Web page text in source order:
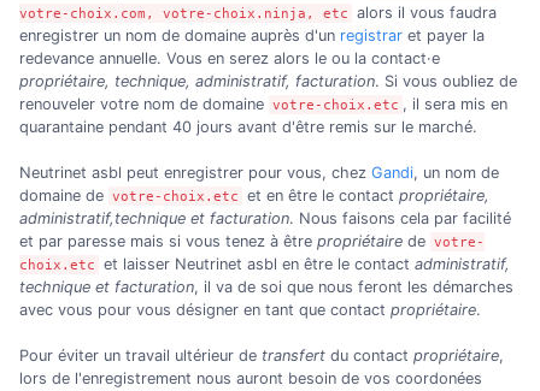
votre-choix.com, votre-choix.ninja, etc
alors il vous faudra
enregistrer un nom de domaine auprès d'un registrar et payer la
redevance annuelle. Vous en serez alors le ou la contact·e
propriétaire, technique, administratif, facturation. Si vous oubliez de
renouveler votre nom de domaine votre-choix.etc , il sera mis en
quarantaine pendant 40 jours avant d'être remis sur le marché.
Neutrinet asbl peut enregistrer pour vous, chez Gandi, un nom de
domaine de votre-choix.etc et en être le contactpropriétaire,
administratif,technique et facturation. Nous faisons cela par facilité
et par paresse mais si vous tenez à être propriétaire de votre-
choix.etc
et laisser Neutrinet asbl en être le contactadministratif,
technique et facturation, il va de soi que nous feront les démarches
avec vous pour vous désigner en tant que contact propriétaire.
Pour éviter un travail ultérieur de transfert du contact propriétaire,
lors de l'enregistrement nous auront besoin de vos coordonées